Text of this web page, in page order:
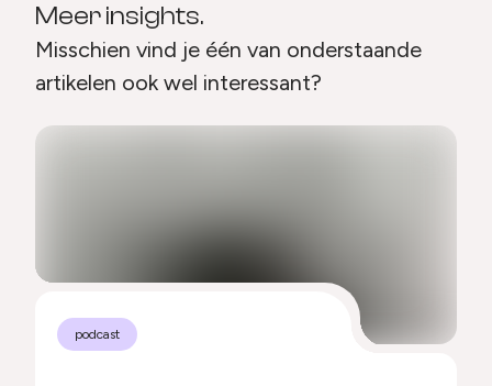
Meer insights.
Misschien vind je één van onderstaande
artikelen ook wel interessant?
podcast